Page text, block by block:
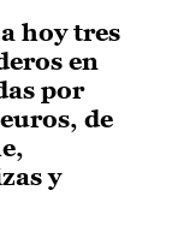
hoy tres
en
por
de
y